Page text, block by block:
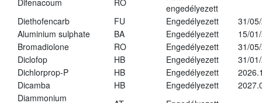
Difenacoum
RO
engedélyezett
Diethofencarb
FU Engedélyezett
31/
Aluminium sulphate
BA Engedélyezett
15/
Bromadiolone
RO Engedélyezett
31/
Diclofop
HB Engedélyezett
31/
Dichlorprop-P
HB Engedélyezett
Dicamba
HB Engedélyezett
Diammonium